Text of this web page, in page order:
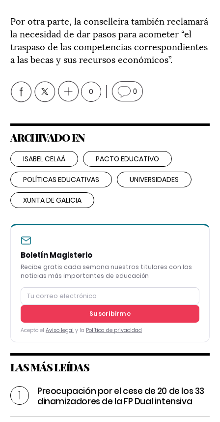
Por otra parte, la conselleira también reclamará
la necesidad de dar pasos para acometer “el
traspaso de las competencias correspondientes
a las becas y sus recursos económicos”.
0 0
ARCHIVADO EN
ISABEL CELAÁ PACTO EDUCATIVO
POLÍTICAS EDUCATIVAS UNIVERSIDADES
XUNTA DE GALICIA
Boletín Magisterio
Recibe gratis cada semana nuestros titulares con las
noticias más importantes de educación
Suscribirme
Acepto el Aviso legal y la Política de privacidad
LAS MÁS LEÍDAS
Preocupación por el cese de 20 de los 33
dinamizadores de la FP Dual intensiva